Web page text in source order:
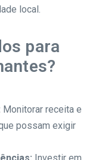
local.
para
Monitorar receita e
possam exigir